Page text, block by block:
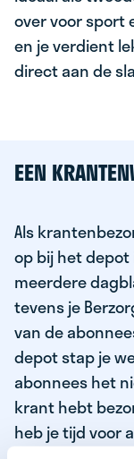
over voor sport
en je verdient
direct aan de
EEN
Als
op bij het
meerdere
tevens je
van de
depot stap je
abonnees het
krant hebt
heb je tijd voor